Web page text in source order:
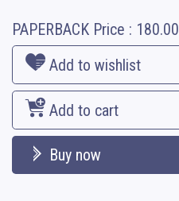
PAPERBACK Price : 180.00
Add to wishlist
Add to cart
Buy now